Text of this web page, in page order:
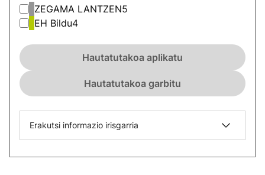
ZEGAMA LANTZEN5
EH Bildu4
Hautatutakoa aplikatu
Hautatutakoa garbitu
Erakutsi informazio irisgarria